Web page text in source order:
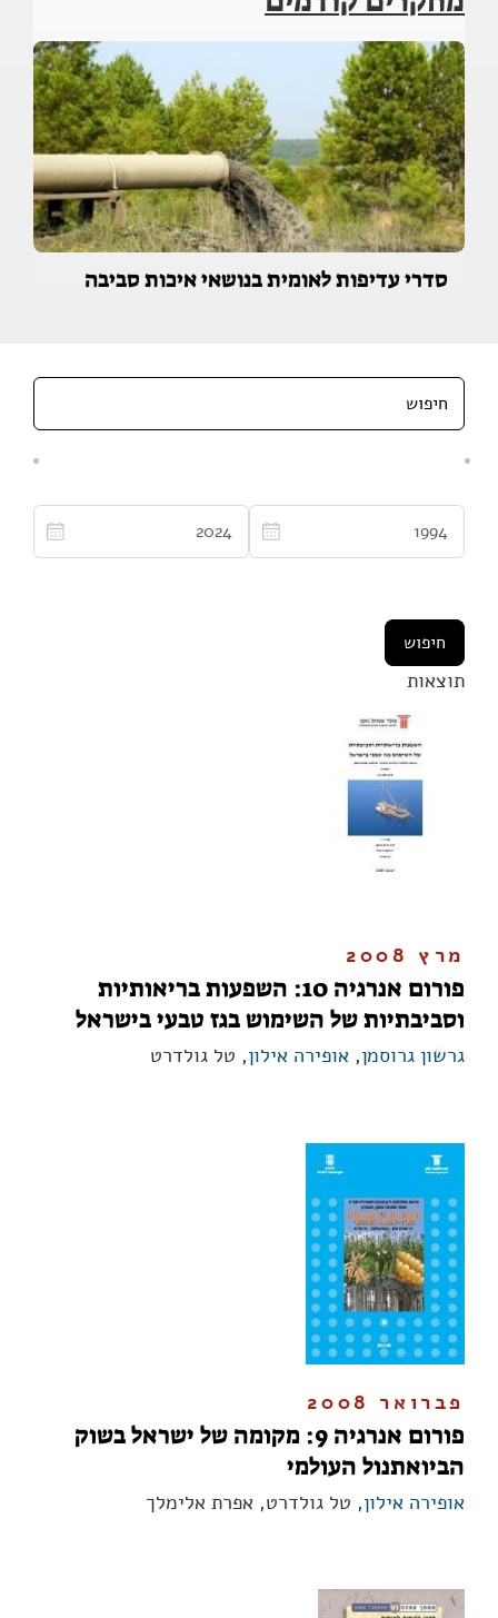
סדרי עדיפות לאומית בנושאי איכות סביבה
תוצאות
מרץ 2008
פורום אנרגיה 10: השפעות בריאותיות
וסביבתיות של השימוש בגז טבעי בישראל
גרשון גרוסמן, אופירה אילון, טל גולדרט
פברואר 2008
פורום אנרגיה 9: מקומה של ישראל בשוק
הביואתנול העולמי
אופירה אילון, טל גולדרט, אפרת אלימלך